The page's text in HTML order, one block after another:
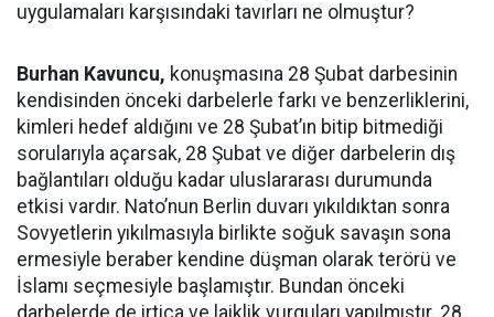
uygulamaları karşısındaki tavırları ne olmuştur?
Burhan Kavuncu, konuşmasına 28 Şubat darbesinin
kendisinden önceki darbelerle farkı ve benzerliklerini,
kimleri hedef aldığını ve 28 Şubat’ın bitip bitmediği
sorularıyla açarsak, 28 Şubat ve diğer darbelerin dış
bağlantıları olduğu kadar uluslararası durumunda
etkisi vardır. Nato’nun Berlin duvarı yıkıldıktan sonra
Sovyetlerin yıkılmasıyla birlikte soğuk savaşın sona
ermesiyle beraber kendine düşman olarak terörü ve
İslamı seçmesiyle başlamıştır. Bundan önceki
darbelerde de irtica ve laiklik vurguları yapılmıştır. 28